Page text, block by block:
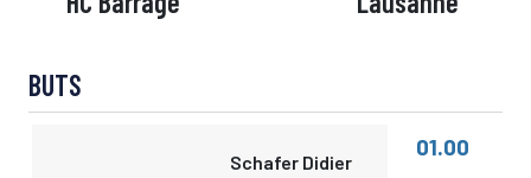
BUTS
Schafer Didier
01.00